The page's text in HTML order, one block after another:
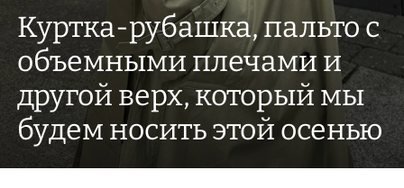
Куртка-рубашка, пальто с
объемными плечами и
другой верх, который мы
будем носить этой осенью